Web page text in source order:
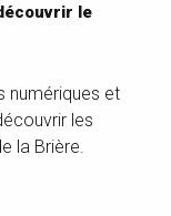
le
numériques et
les
la Brière.